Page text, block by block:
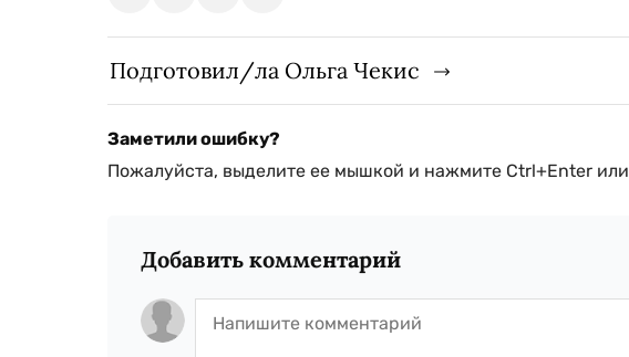
Подготовил/ла Ольга Чекис
Заметили ошибку?
Пожалуйста, выделите ее мышкой и нажмите Ctrl+Enter или
Добавить комментарий